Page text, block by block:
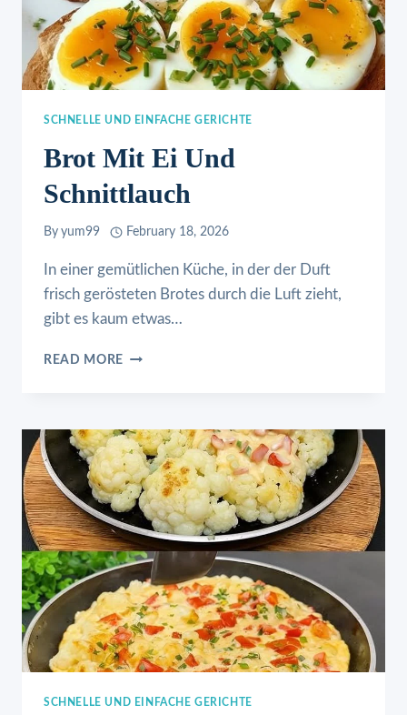
SCHNELLE UND EINFACHE GERICHTE
Brot Mit Ei Und
Schnittlauch
By yum99 February 18, 2026
In einer gemütlichen Küche, in der der Duft
frisch gerösteten Brotes durch die Luft zieht,
gibt es kaum etwas…
READ MORE BROT
SCHNITTLAUCH
SCHNELLE UND EINFACHE GERICHTE